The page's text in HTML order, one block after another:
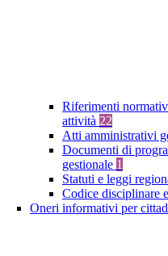
Riferimenti
attività 22
Atti amministrativi
Documenti di
gestionale 1
Statuti e leggi
Codice disciplinare
Oneri informativi per